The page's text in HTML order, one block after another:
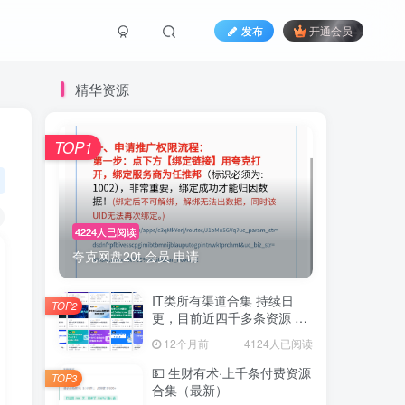
发布 开通会员
精华资源
4224人已阅读
夸克网盘20t 会员 申请
TOP1
IT类所有渠道合集 持续日
更，目前近四千多条资源 年
12个月前 4124人已阅读
TOP2
💵 生财有术·上千条付费资源
合集（最新）
TOP3